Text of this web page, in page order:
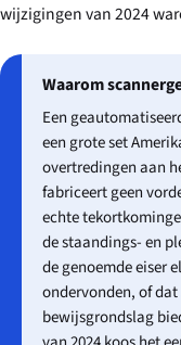
wijzigingen van 2024
Waarom
Een
een grote set
overtredingen aan
fabriceert geen
echte
de staandings- en
de genoemde eiser
ondervonden, of
bewijsgrondslag